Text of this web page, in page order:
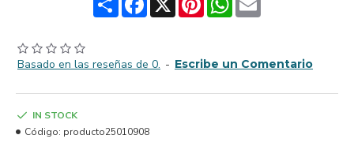
Basado en las reseñas de 0. - Escribe un Comentario
IN STOCK
Código: producto25010908